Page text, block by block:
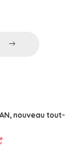
nouveau tout-